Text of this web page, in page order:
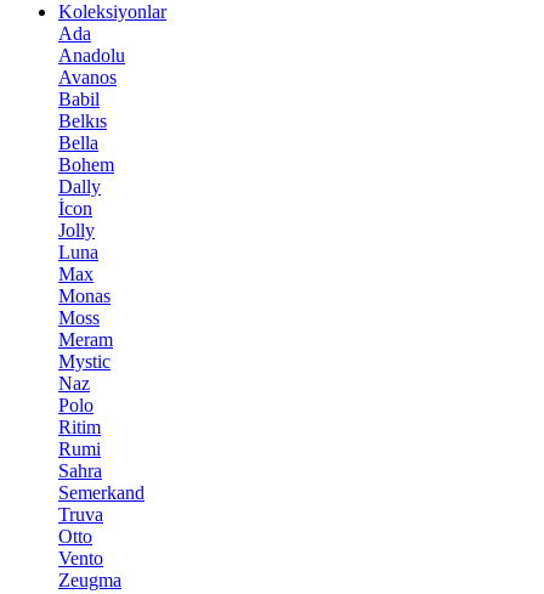
Koleksiyonlar
Ada
Anadolu
Avanos
Babil
Belkıs
Bella
Bohem
Dally
İcon
Jolly
Luna
Max
Monas
Moss
Meram
Mystic
Naz
Polo
Ritim
Rumi
Sahra
Semerkand
Truva
Otto
Vento
Zeugma